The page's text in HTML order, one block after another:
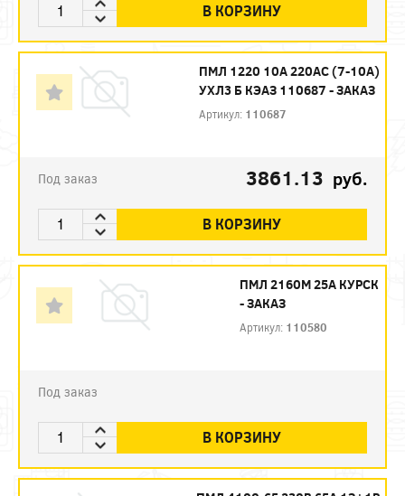
В КОРЗИНУ
ПМЛ 1220 10А 220AC (7-10А)
УХЛ3 Б КЭАЗ 110687 - ЗАКАЗ
Артикул: 110687
Под заказ 3861.13 руб.
В КОРЗИНУ
ПМЛ 2160М 25А КУРСК
- ЗАКАЗ
Артикул: 110580
Под заказ
В КОРЗИНУ